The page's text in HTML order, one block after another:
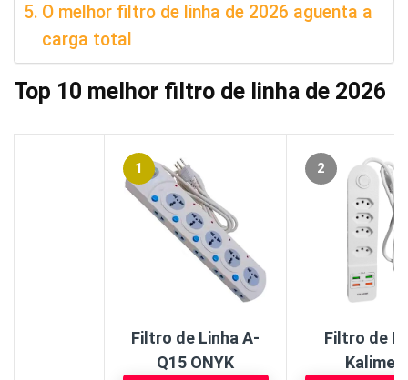
O melhor filtro de linha de 2026 aguenta a
carga total
Top 10 melhor filtro de linha de 2026
1
Filtro de Linha A-
Q15 ONYK
2
Filtro de